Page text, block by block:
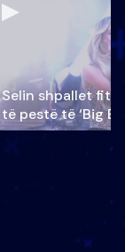
Selin shpallet
të pestë të ‘Big